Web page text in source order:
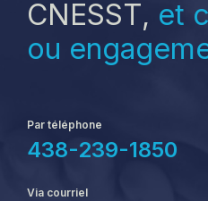
CNESST, et
ou
Par téléphone
438-239-1850
Via courriel